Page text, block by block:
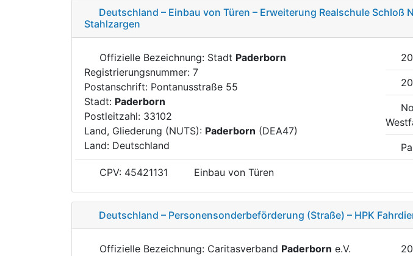
Deutschland – Einbau von Türen – Erweiterung Realschule Schloß
Stahlzargen
Offizielle Bezeichnung: Stadt Paderborn
Registrierungsnummer: 7
Postanschrift: Pontanusstraße 55
Stadt: Paderborn
Postleitzahl: 33102
Land, Gliederung (NUTS): Paderborn (DEA47)
Land: Deutschland
CPV: 45421131 Einbau von Türen
Deutschland – Personensonderbeförderung (Straße) – HPK
Offizielle Bezeichnung: Caritasverband Paderborn e.V.